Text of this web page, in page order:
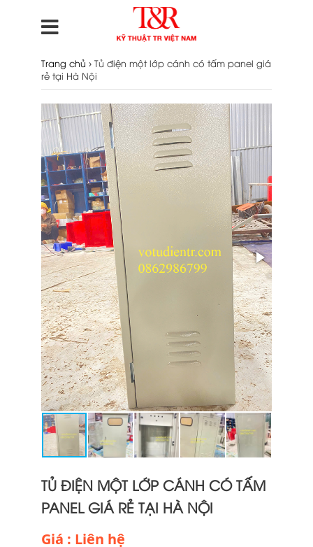
Trang chủ › Tủ điện một lớp cánh có tấm panel giá
rẻ tại Hà Nội
TỦ ĐIỆN MỘT LỚP CÁNH CÓ TẤM
PANEL GIÁ RẺ TẠI HÀ NỘI
Giá : Liên hệ